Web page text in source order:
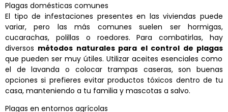
Plagas domésticas comunes
El tipo de infestaciones presentes en las viviendas puede
variar, pero las más comunes suelen ser hormigas,
cucarachas, polillas o roedores. Para combatirlas, hay
diversos métodos naturales para el control de plagas
que pueden ser muy útiles. Utilizar aceites esenciales como
el de lavanda o colocar trampas caseras, son buenas
opciones si prefieres evitar productos tóxicos dentro de tu
casa, manteniendo a tu familia y mascotas a salvo.
Plagas en entornos agrícolas